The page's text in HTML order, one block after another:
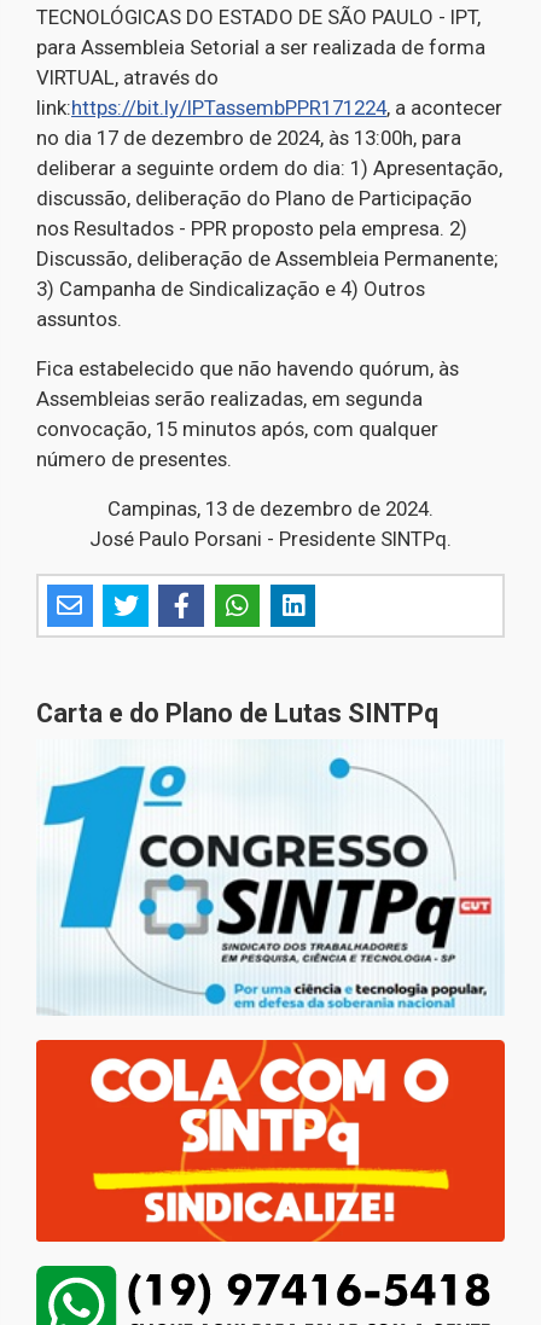
TECNOLÓGICAS DO ESTADO DE SÃO PAULO - IPT,
para Assembleia Setorial a ser realizada de forma
VIRTUAL, através do
link:https://bit.ly/IPTassembPPR171224, a acontecer
no dia 17 de dezembro de 2024, às 13:00h, para
deliberar a seguinte ordem do dia: 1) Apresentação,
discussão, deliberação do Plano de Participação
nos Resultados - PPR proposto pela empresa. 2)
Discussão, deliberação de Assembleia Permanente;
3) Campanha de Sindicalização e 4) Outros
assuntos.
Fica estabelecido que não havendo quórum, às
Assembleias serão realizadas, em segunda
convocação, 15 minutos após, com qualquer
número de presentes.
Campinas, 13 de dezembro de 2024.
José Paulo Porsani - Presidente SINTPq.
Carta e do Plano de Lutas SINTPq